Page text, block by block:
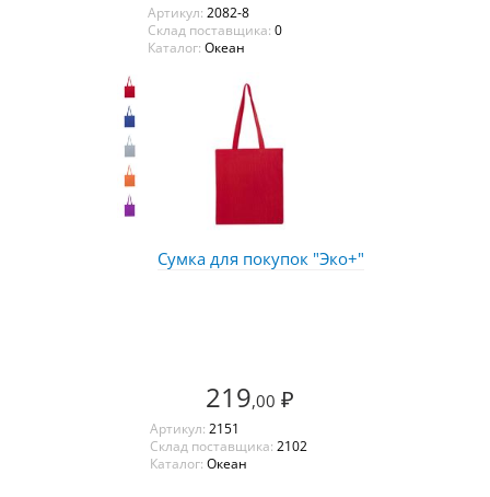
Артикул: 2082-8
Склад поставщика: 0
Каталог: Океан
Сумка для покупок "Эко+"
219,00 ₽
Артикул: 2151
Склад поставщика: 2102
Каталог: Океан